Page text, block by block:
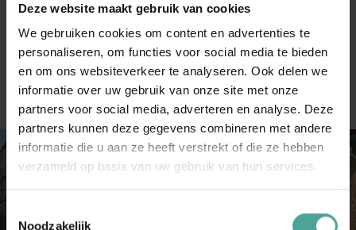
Deze website maakt gebruik van cookies
We gebruiken cookies om content en advertenties te
personaliseren, om functies voor social media te bieden
en om ons websiteverkeer te analyseren. Ook delen we
informatie over uw gebruik van onze site met onze
partners voor social media, adverteren en analyse. Deze
partners kunnen deze gegevens combineren met andere
informatie die u aan ze heeft verstrekt of die ze hebben
verzameld op basis van uw gebruik van hun services.
Noodzakelijk
Na het ontbijtbuffet is het tijd om huiswaarts te
keren met herinneringen aan een inspirerende en
gezellige tijd in Mechelen.